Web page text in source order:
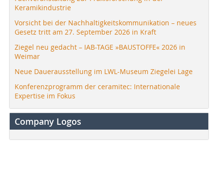
Keramikindustrie
Vorsicht bei der Nachhaltigkeitskommunikation – neues
Gesetz tritt am 27. September 2026 in Kraft
Ziegel neu gedacht – IAB-TAGE »BAUSTOFFE« 2026 in
Weimar
Neue Dauerausstellung im LWL-Museum Ziegelei Lage
Konferenzprogramm der ceramitec: Internationale
Expertise im Fokus
Company Logos